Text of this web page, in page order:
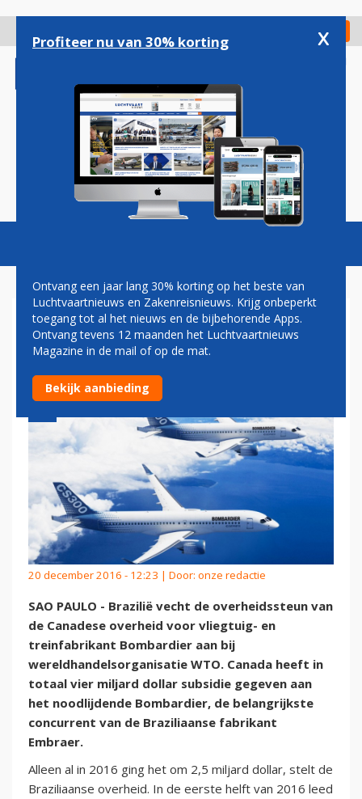
gaan
Check in
Magazine Podcasts Vacatures
BRAZILIË VECHT STEUN
BOMBARDIER AAN BIJ WTO
20 december 2016 - 12:23 | Door: onze redactie
SAO PAULO - Brazilië vecht de overheidssteun van
de Canadese overheid voor vliegtuig- en
treinfabrikant Bombardier aan bij
wereldhandelsorganisatie WTO. Canada heeft in
totaal vier miljard dollar subsidie gegeven aan
het noodlijdende Bombardier, de belangrijkste
concurrent van de Braziliaanse fabrikant
Embraer.
Alleen al in 2016 ging het om 2,5 miljard dollar, stelt de
Braziliaanse overheid. In de eerste helft van 2016 leed
Profiteer nu van 30% korting x
Ontvang een jaar lang 30% korting op het beste van
Luchtvaartnieuws en Zakenreisnieuws. Krijg onbeperkt
toegang tot al het nieuws en de bijbehorende Apps.
Ontvang tevens 12 maanden het Luchtvaartnieuws
Magazine in de mail of op de mat.
Bekijk aanbieding